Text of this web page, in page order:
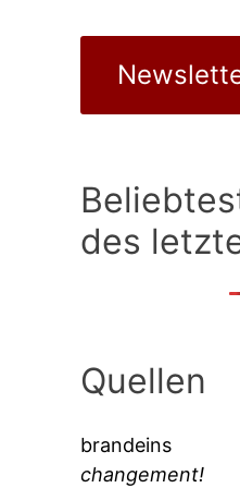
des
Quellen
brandeins
changement!